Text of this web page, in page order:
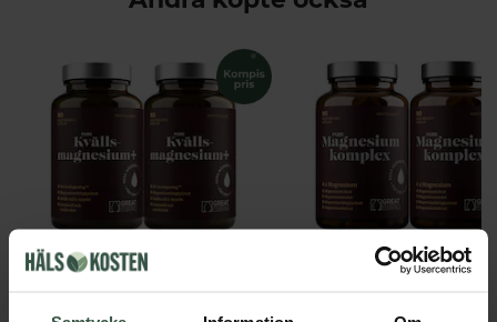
398 kr 299 kr